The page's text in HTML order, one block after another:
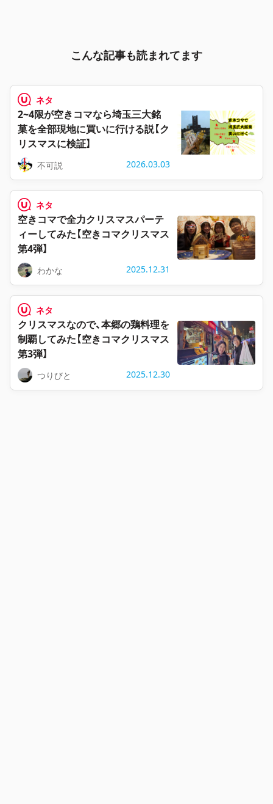
こんな記事も読まれてます
ネタ
2~4限が空きコマなら埼玉三大銘
菓を全部現地に買いに行ける説【ク
リスマスに検証】
不可説 2026.03.03
ネタ
空きコマで全力クリスマスパーテ
ィーしてみた【空きコマクリスマス
第4弾】
わかな 2025.12.31
ネタ
クリスマスなので、本郷の鶏料理を
制覇してみた【空きコマクリスマス
第3弾】
つりびと 2025.12.30